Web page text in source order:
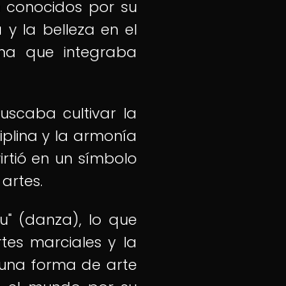
por su
la belleza en el
que integraba
cultivar la
y la armonía
en un símbolo
(danza), lo que
marciales y la
forma de arte